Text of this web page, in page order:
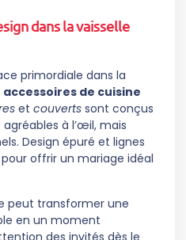
dans la vaisselle
primordiale dans la
accessoires de cuisine
et couverts sont conçus
à l’œil, mais
Design épuré et lignes
offrir un mariage idéal
peut transformer une
en un moment
des invités dès le